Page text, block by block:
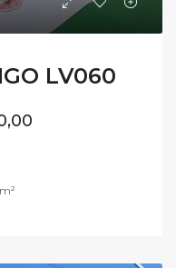
LV060
m²